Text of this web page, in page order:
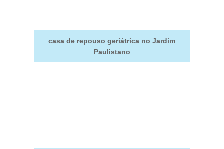
casa de repouso geriátrica no Jardim
Paulistano